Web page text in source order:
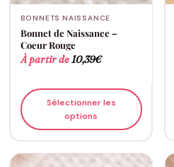
BONNETS NAISSANCE
Bonnet de Naissance –
Coeur Rouge
À partir de10,39€
Sélectionner les
options